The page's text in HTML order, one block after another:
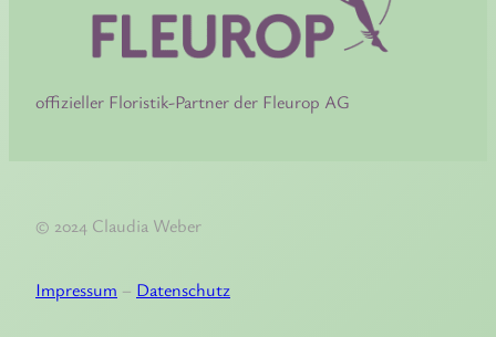
offizieller Floristik-Partner der Fleurop AG
© 2024 Claudia Weber
Impressum – Datenschutz